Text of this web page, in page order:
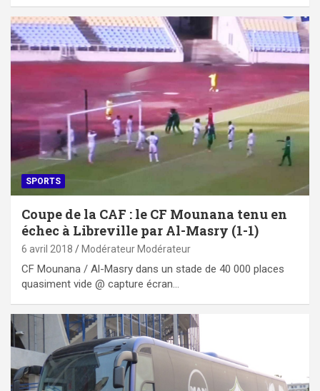
SPORTS
Coupe de la CAF : le CF Mounana tenu en
échec à Libreville par Al-Masry (1-1)
6 avril 2018 Modérateur Modérateur
CF Mounana / Al-Masry dans un stade de 40 000 places
quasiment vide @ capture écran…